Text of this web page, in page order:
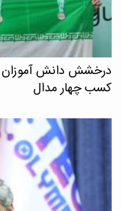
درخشش دانش آموزان
کسب چهار مدال